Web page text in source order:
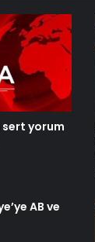
sert yorum
AB ve